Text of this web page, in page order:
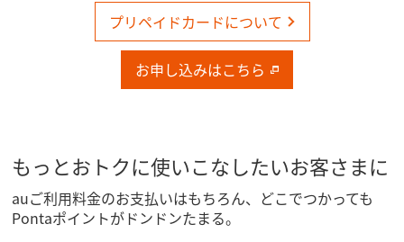
プリペイドカードについて
お申し込みはこちら
もっとおトクに使いこなしたいお客さまに
auご利用料金のお支払いはもちろん、どこでつかっても
Pontaポイントがドンドンたまる。